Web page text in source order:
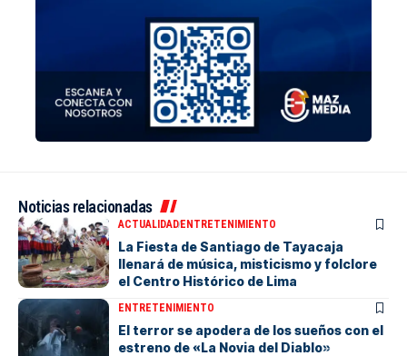
Noticias relacionadas
ACTUALIDADENTRETENIMIENTO
La Fiesta de Santiago de Tayacaja
llenará de música, misticismo y folclore
el Centro Histórico de Lima
ENTRETENIMIENTO
El terror se apodera de los sueños con el
estreno de «La Novia del Diablo»